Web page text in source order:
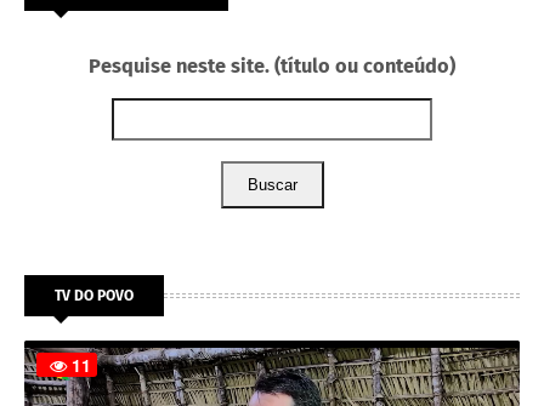
Pesquise neste site. (título ou conteúdo)
Buscar
TV DO POVO